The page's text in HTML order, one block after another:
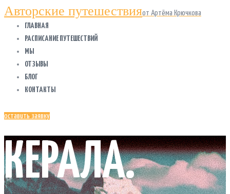
Авторские путешествияот Артёма Крючкова
ГЛАВНАЯ
РАСПИСАНИЕ ПУТЕШЕСТВИЙ
МЫ
ОТЗЫВЫ
БЛОГ
КОНТАКТЫ
оставить заявку
КЕРАЛА.